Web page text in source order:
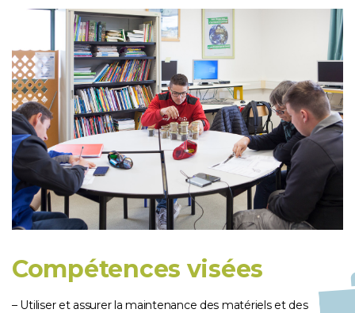
Compétences visées
– Utiliser et assurer la maintenance des matériels et des